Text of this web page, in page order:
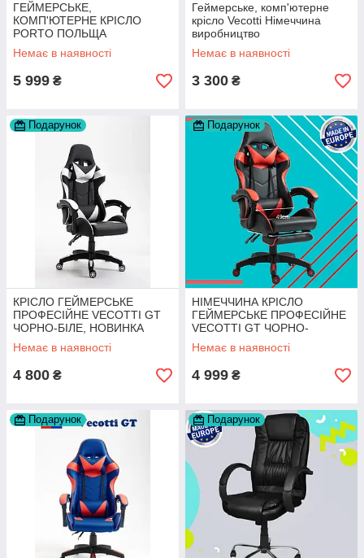
ГЕЙМЕРСЬКЕ,
КОМП'ЮТЕРНЕ КРІСЛО
PORTO ПОЛЬЩА
Немає в наявності
5 999 ₴
Геймерське, комп'ютерне
крісло Vecotti Німеччина
виробництво
Немає в наявності
3 300 ₴
Подарунок
КРІСЛО ГЕЙМЕРСЬКЕ
ПРОФЕСІЙНЕ VECOTTI GT
ЧОРНО-БІЛЕ, НОВИНКА
2020
Немає в наявності
4 800 ₴
Подарунок
НІМЕЧЧИНА КРІСЛО
ГЕЙМЕРСЬКЕ ПРОФЕСІЙНЕ
VECOTTI GT ЧОРНО-
ЧЕРВОНЕ, НОВИНКА
Немає в наявності
4 999 ₴
Подарунок Подарунок